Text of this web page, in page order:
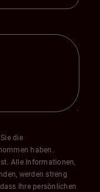
die
haben.
Alle Informationen,
werden streng
Ihre persönlichen